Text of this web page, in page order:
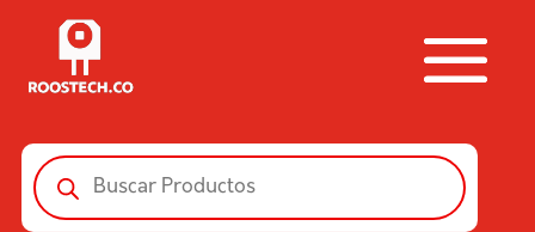
Búsqueda
de
productos